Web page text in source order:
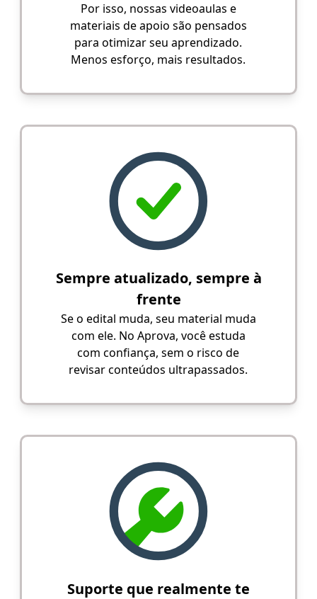
Por isso, nossas videoaulas e
materiais de apoio são pensados
para otimizar seu aprendizado.
Menos esforço, mais resultados.
Sempre atualizado, sempre à
frente
Se o edital muda, seu material muda
com ele. No Aprova, você estuda
com confiança, sem o risco de
revisar conteúdos ultrapassados.
Suporte que realmente te